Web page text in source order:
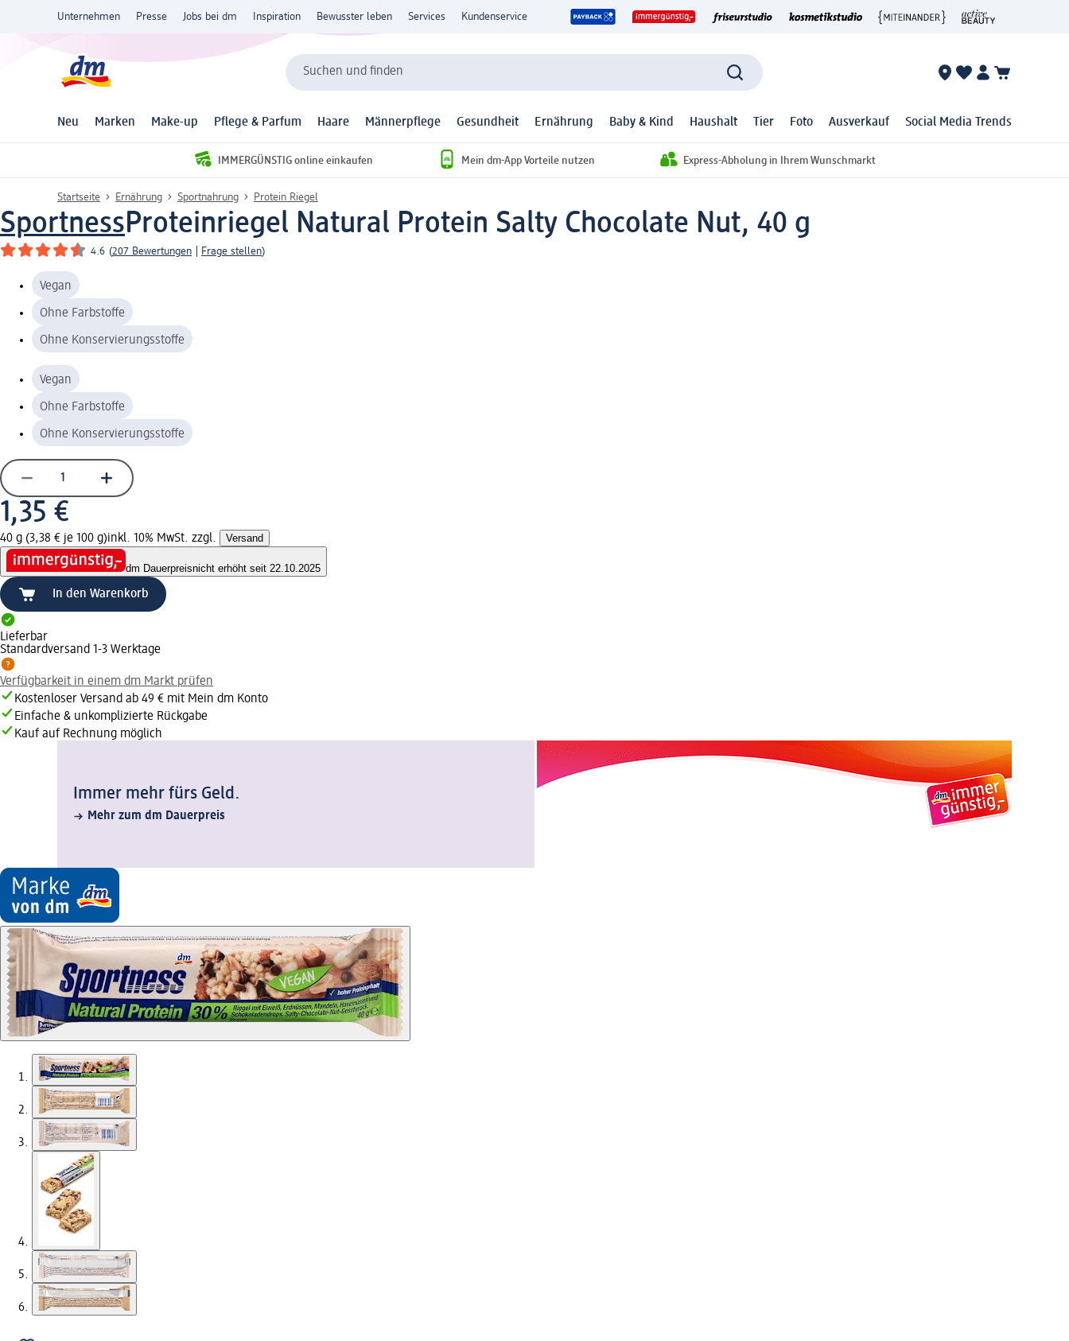
Unternehmen Presse Jobs bei dm Inspiration Bewusster leben Services Kundenservice
Suchen und finden
Neu Marken Make-up Pflege & Parfum Haare Männerpflege Gesundheit Ernährung Baby & Kind Haushalt Tier Foto Ausverkauf Social Media Trends
IMMERGÜNSTIG online einkaufen Mein dm-App Vorteile nutzen Express-Abholung in Ihrem Wunschmarkt
Startseite Ernährung Sportnahrung Protein Riegel
SportnessProteinriegel Natural Protein Salty Chocolate Nut, 40 g
4.6 (207 Bewertungen Frage stellen)
Vegan
Ohne Farbstoffe
Ohne Konservierungsstoffe
Vegan
Ohne Farbstoffe
Ohne Konservierungsstoffe
1,35 €
40 g (3,38 € je 100 g)inkl. 10% MwSt. zzgl. Versand
dm Dauerpreisnicht erhöht seit 22.10.2025
In den Warenkorb
Lieferbar
Standardversand 1-3 Werktage
Verfügbarkeit in einem dm Markt prüfen
Kostenloser Versand ab 49 € mit Mein dm Konto
Einfache & unkomplizierte Rückgabe
Kauf auf Rechnung möglich
Immer mehr fürs Geld.
Mehr zum dm Dauerpreis